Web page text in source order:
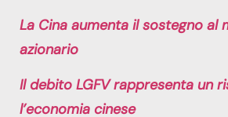
La Cina aumenta il sostegno al
azionario
Il debito LGFV rappresenta un
l’economia cinese